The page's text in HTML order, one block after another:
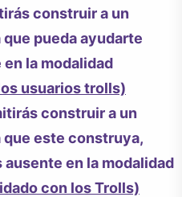
construir a un
pueda ayudarte
la modalidad
usuarios trolls)
construir a un
que este construya,
en la modalidad
con los Trolls)